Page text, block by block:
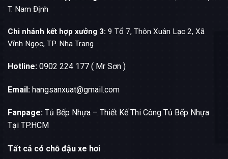
T. Nam Định
Chi nhánh kết hợp xưởng 3: 9 Tổ 7, Thôn Xuân Lạc 2, Xã
Vĩnh Ngọc, TP. Nha Trang
Hotline: 0902 224 177 ( Mr Sơn )
Email: hangsanxuat@gmail.com
Fanpage: Tủ Bếp Nhựa – Thiết Kế Thi Công Tủ Bếp Nhựa
Tại TP.HCM
Tất cả có chỗ đậu xe hơi